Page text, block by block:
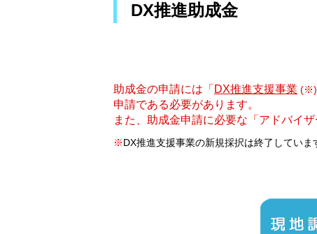
DX推進助成金
助成金の申請には「 DX推進支援事業 (※)
申請である必要があります。
また、助成金申請に必要な「アドバイ
※DX推進支援事業の新規採択は終了していま